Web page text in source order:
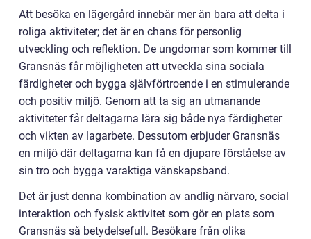
Att besöka en lägergård innebär mer än bara att delta i
roliga aktiviteter; det är en chans för personlig
utveckling och reflektion. De ungdomar som kommer till
Gransnäs får möjligheten att utveckla sina sociala
färdigheter och bygga självförtroende i en stimulerande
och positiv miljö. Genom att ta sig an utmanande
aktiviteter får deltagarna lära sig både nya färdigheter
och vikten av lagarbete. Dessutom erbjuder Gransnäs
en miljö där deltagarna kan få en djupare förståelse av
sin tro och bygga varaktiga vänskapsband.
Det är just denna kombination av andlig närvaro, social
interaktion och fysisk aktivitet som gör en plats som
Gransnäs så betydelsefull. Besökare från olika